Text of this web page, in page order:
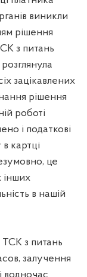
виникли
рішення
з питань
зацікавлених
рішення
роботі
і податкові
картці
це
інших
в нашій
з питань
залучення